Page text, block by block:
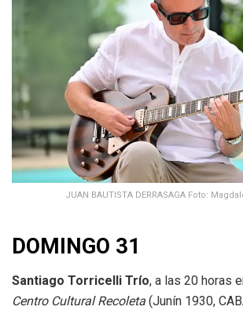
JUAN BAUTISTA DERRASAGA Foto:
DOMINGO 31
Santiago Torricelli Trío, a las 20 horas
Centro Cultural Recoleta (Junín 1930,